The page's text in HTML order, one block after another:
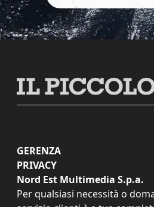
GERENZA
PRIVACY
Nord Est Multimedia S.p.a.
Per qualsiasi necessità o